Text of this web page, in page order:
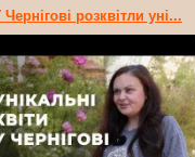
Чернігові розквітли уні...